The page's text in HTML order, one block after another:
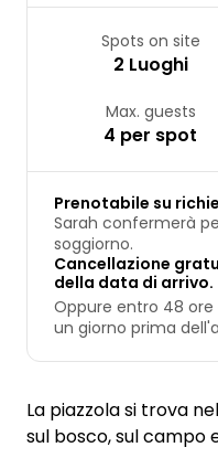
Spots on site
2 Luoghi
Max. guests
4 per spot
Prenotabile su
Sarah confermerà
soggiorno.
Cancellazione
della data di arrivo.
Oppure entro 48
un giorno prima
La piazzola si trova
sul bosco, sul campo